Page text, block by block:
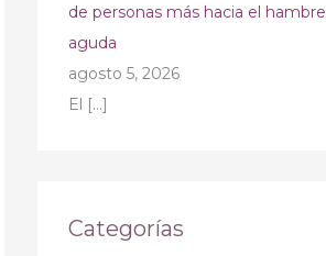
de personas más hacia el hambre
aguda
agosto 5, 2026
El […]
Categorías